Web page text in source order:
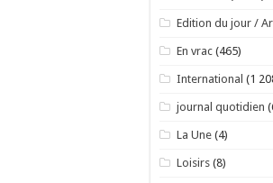
Edition du jour /
En vrac(465)
International (1
journal quotidien
La Une(4)
Loisirs(8)